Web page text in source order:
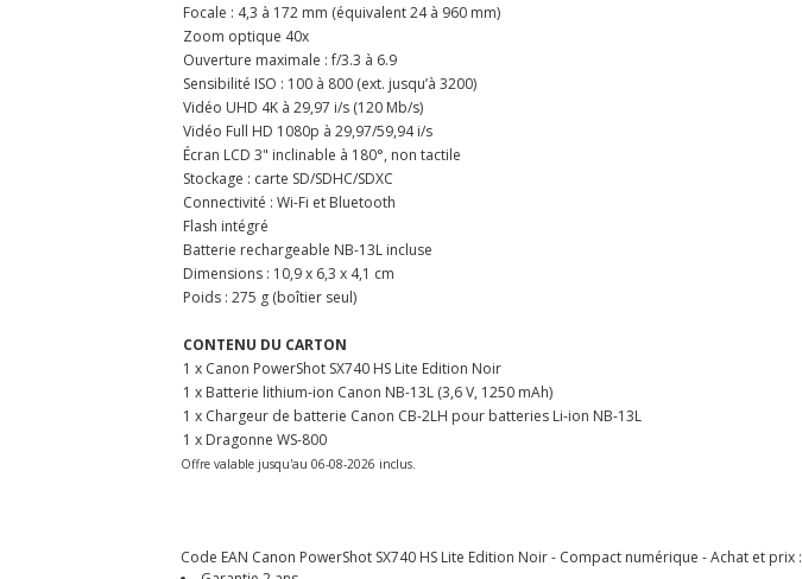
Focale : 4,3 à 172 mm (équivalent 24 à 960 mm)
Zoom optique 40x
Ouverture maximale : f/3.3 à 6.9
Sensibilité ISO : 100 à 800 (ext. jusqu’à 3200)
Vidéo UHD 4K à 29,97 i/s (120 Mb/s)
Vidéo Full HD 1080p à 29,97/59,94 i/s
Écran LCD 3" inclinable à 180°, non tactile
Stockage : carte SD/SDHC/SDXC
Connectivité : Wi-Fi et Bluetooth
Flash intégré
Batterie rechargeable NB-13L incluse
Dimensions : 10,9 x 6,3 x 4,1 cm
Poids : 275 g (boîtier seul)
CONTENU DU CARTON
1 x Canon PowerShot SX740 HS Lite Edition Noir
1 x Batterie lithium-ion Canon NB-13L (3,6 V, 1250 mAh)
1 x Chargeur de batterie Canon CB-2LH pour batteries Li-ion NB-13L
1 x Dragonne WS-800
Offre valable jusqu'au 06-08-2026 inclus.
Code EAN Canon PowerShot SX740 HS Lite Edition Noir - Compact numérique - Achat et prix :